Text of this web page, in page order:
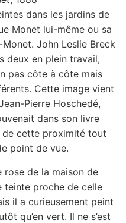
dans les jardins de
Monet lui-même ou sa
John Leslie Breck
deux en plein travail,
pas côte à côte mais
Cette image vient
Pierre Hoschedé,
dans son livre
cette proximité tout
point de vue.
rose de la maison de
teinte proche de celle
il a curieusement peint
qu’en vert. Il ne s’est